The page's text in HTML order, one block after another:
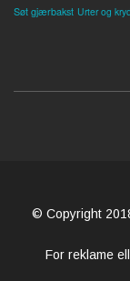
Søt gjærbakst Urter og
© Copyright
For reklame